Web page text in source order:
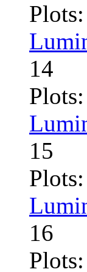
Plots:
14
Plots:
15
Plots:
16
Plots: